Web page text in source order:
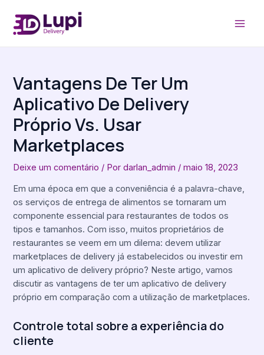
para
Vantagens De Ter Um
Aplicativo De Delivery
Próprio Vs. Usar
Marketplaces
Deixe um comentário / Pordarlan_admin /maio 18, 2023
Em uma época em que a conveniência é a palavra-chave,
os serviços de entrega de alimentos se tornaram um
componente essencial para restaurantes de todos os
tipos e tamanhos. Com isso, muitos proprietários de
restaurantes se veem em um dilema: devem utilizar
marketplaces de delivery já estabelecidos ou investir em
um aplicativo de delivery próprio? Neste artigo, vamos
discutir as vantagens de ter um aplicativo de delivery
próprio em comparação com a utilização de marketplaces.
Controle total sobre a experiência do
cliente
navigation